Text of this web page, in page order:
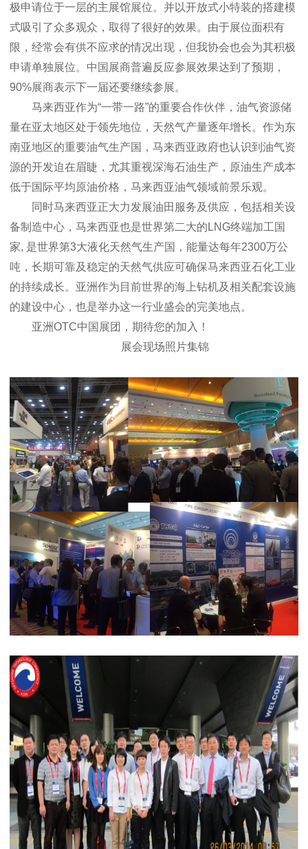
极申请位于一层的主展馆展位。并以开放式小特装的搭建模
式吸引了众多观众，取得了很好的效果。由于展位面积有
限，经常会有供不应求的情况出现，但我协会也会为其积极
申请单独展位。中国展商普遍反应参展效果达到了预期，
90%展商表示下一届还要继续参展。
马来西亚作为“一带一路”的重要合作伙伴，油气资源储
量在亚太地区处于领先地位，天然气产量逐年增长。作为东
南亚地区的重要油气生产国，马来西亚政府也认识到油气资
源的开发迫在眉睫，尤其重视深海石油生产，原油生产成本
低于国际平均原油价格，马来西亚油气领域前景乐观。
同时马来西亚正大力发展油田服务及供应，包括相关设
备制造中心，马来西亚也是世界第二大的LNG终端加工国
家, 是世界第3大液化天然气生产国，能量达每年2300万公
吨，长期可靠及稳定的天然气供应可确保马来西亚石化工业
的持续成长。亚洲作为目前世界的海上钻机及相关配套设施
的建设中心，也是举办这一行业盛会的完美地点。
亚洲OTC中国展团，期待您的加入！
展会现场照片集锦